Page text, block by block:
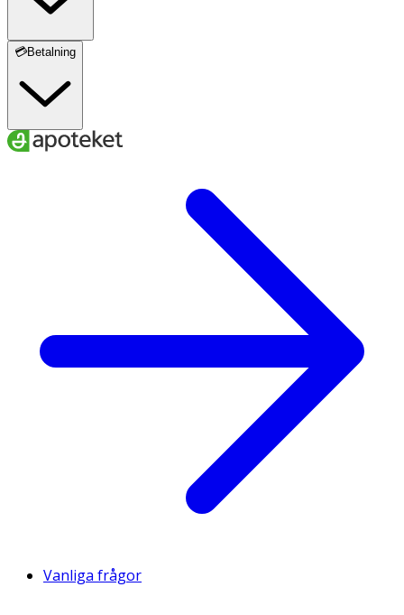
💳Betalning
Vanliga frågor